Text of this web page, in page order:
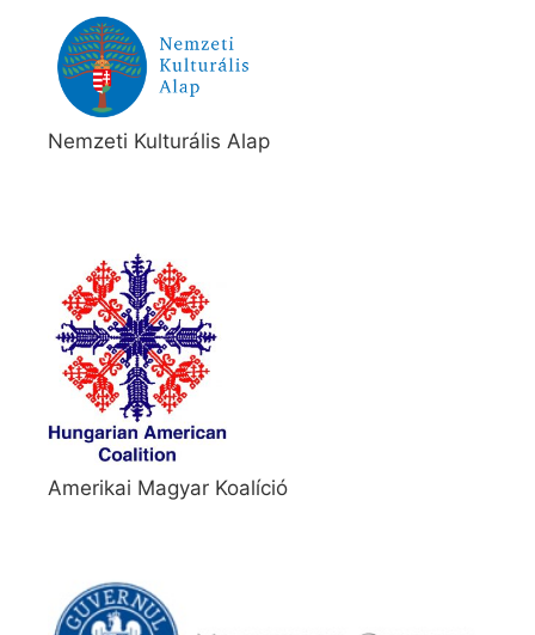
Nemzeti Kulturális Alap
Amerikai Magyar Koalíció